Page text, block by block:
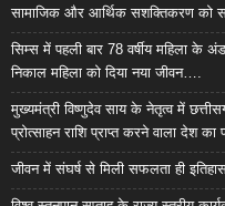
सामाजिक और आर्थिक सशक्तिकरण को
सिम्स में पहली बार 78 वर्षीय महिला
निकाल महिला को दिया नया जीवन….
मुख्यमंत्री विष्णुदेव साय के नेतृत्व में
प्रोत्साहन राशि प्राप्त करने वाला देश
जीवन में संघर्ष से मिली सफलता ही